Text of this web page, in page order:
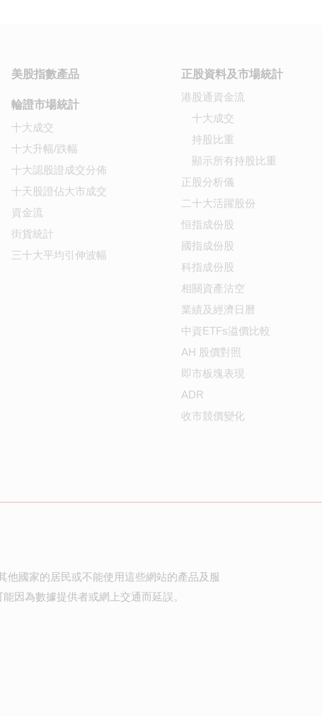
美股指數產品
輪證市場統計
十大成交
十大升幅/跌幅
十大認股證成交分佈
十天股證佔大市成交
資金流
街貨統計
三十大平均引伸波幅
正股資料及市場統計
港股通資金流
十大成交
持股比重
顯示所有持股比重
正股分析儀
二十大活躍股份
恒指成份股
國指成份股
科指成份股
相關資產沽空
業績及經濟日曆
中資ETFs溢價比較
AH 股價對照
即市板塊表現
ADR
收市競價變化
他國家的居民或不能使用這些網站的產品及服
因為數據提供者或網上交通而延誤。